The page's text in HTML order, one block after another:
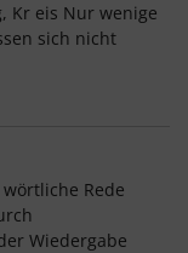
Kr eis Nur wenige
sich nicht
Rede
Wiedergabe